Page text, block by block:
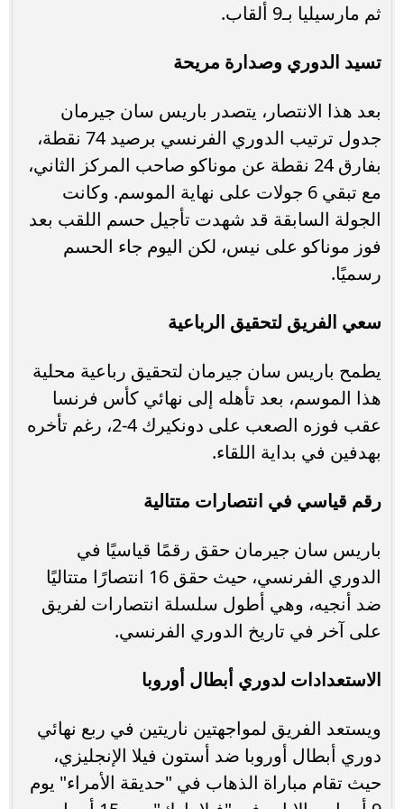
ثم مارسيليا بـ9 ألقاب.
تسيد الدوري وصدارة مريحة
بعد هذا الانتصار، يتصدر باريس سان جيرمان
جدول ترتيب الدوري الفرنسي برصيد 74 نقطة،
بفارق 24 نقطة عن موناكو صاحب المركز الثاني،
مع تبقي 6 جولات على نهاية الموسم. وكانت
الجولة السابقة قد شهدت تأجيل حسم اللقب بعد
فوز موناكو على نيس، لكن اليوم جاء الحسم
رسميًا.
سعي الفريق لتحقيق الرباعية
يطمح باريس سان جيرمان لتحقيق رباعية محلية
هذا الموسم، بعد تأهله إلى نهائي كأس فرنسا
عقب فوزه الصعب على دونكيرك 4-2، رغم تأخره
بهدفين في بداية اللقاء.
رقم قياسي في انتصارات متتالية
باريس سان جيرمان حقق رقمًا قياسيًا في
الدوري الفرنسي، حيث حقق 16 انتصارًا متتاليًا
ضد أنجيه، وهي أطول سلسلة انتصارات لفريق
على آخر في تاريخ الدوري الفرنسي.
الاستعدادات لدوري أبطال أوروبا
ويستعد الفريق لمواجهتين ناريتين في ربع نهائي
دوري أبطال أوروبا ضد أستون فيلا الإنجليزي،
حيث تقام مباراة الذهاب في "حديقة الأمراء" يوم